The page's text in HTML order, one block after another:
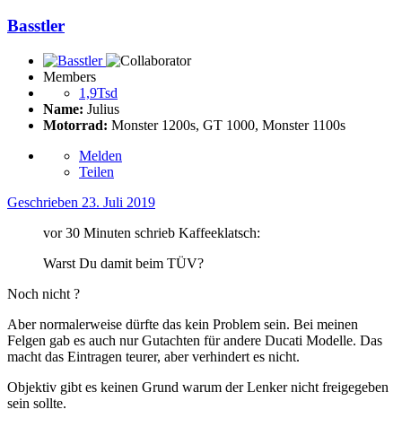
Basstler
Members
1,9Tsd
Name: Julius
Motorrad: Monster 1200s, GT 1000, Monster 1100s
Melden
Teilen
Geschrieben 23. Juli 2019
vor 30 Minuten schrieb Kaffeeklatsch:
Warst Du damit beim TÜV?
Noch nicht ?
Aber normalerweise dürfte das kein Problem sein. Bei meinen
Felgen gab es auch nur Gutachten für andere Ducati Modelle. Das
macht das Eintragen teurer, aber verhindert es nicht.
Objektiv gibt es keinen Grund warum der Lenker nicht freigegeben
sein sollte.